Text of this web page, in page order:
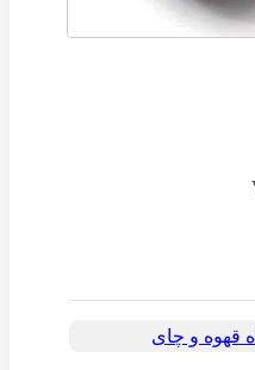
قهوه و چای